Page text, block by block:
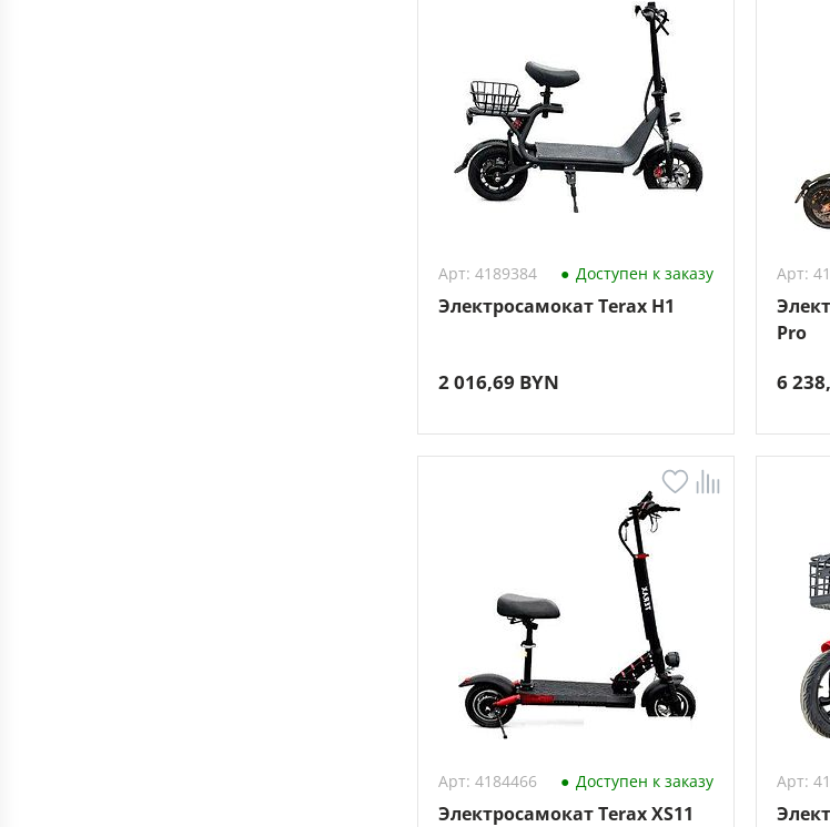
Арт: 4189384 Доступен к заказу
Электросамокат Terax H1
2 016,69 BYN
Арт:
Pro
6
Арт: 4184466 Доступен к заказу
Электросамокат Terax XS11
Арт: